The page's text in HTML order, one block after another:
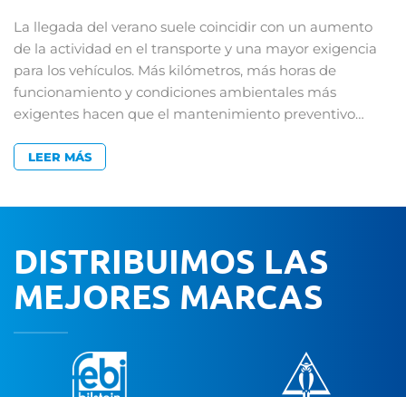
La llegada del verano suele coincidir con un aumento
de la actividad en el transporte y una mayor exigencia
para los vehículos. Más kilómetros, más horas de
funcionamiento y condiciones ambientales más
exigentes hacen que el mantenimiento preventivo…
LEER MÁS
DISTRIBUIMOS LAS
MEJORES MARCAS